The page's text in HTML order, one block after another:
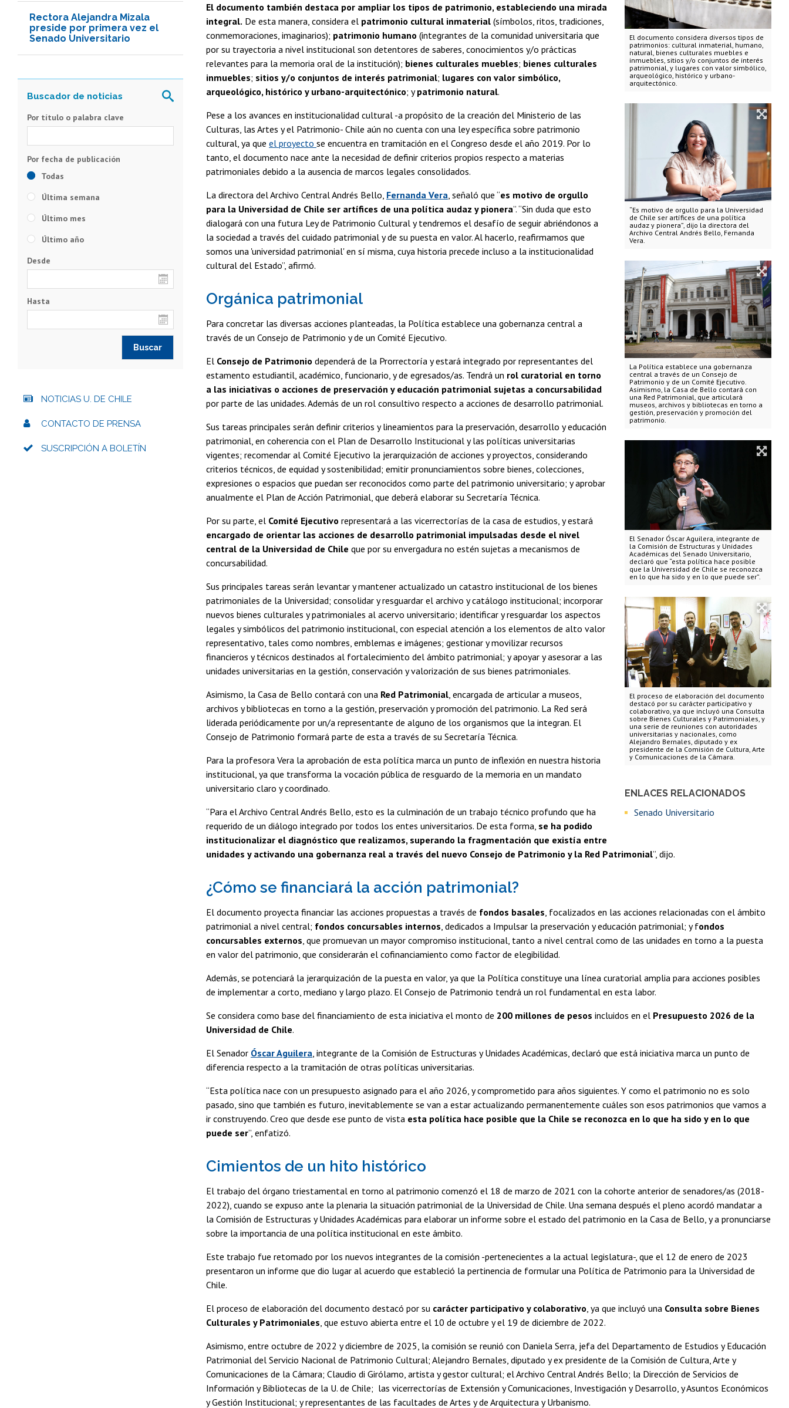
Rectora Alejandra Mizala
preside por primera vez el
Senado Universitario
El documento considera diversos tipos de
patrimonios: cultural inmaterial, humano,
natural, bienes culturales muebles e
inmuebles, sitios y/o conjuntos de interés
patrimonial, y lugares con valor simbólico,
arqueológico, histórico y urbano-
arquitectónico.
“Es motivo de orgullo para la Universidad
de Chile ser artífices de una política
audaz y pionera”, dijo la directora del
Archivo Central Andrés Bello, Fernanda
Vera.
La Política establece una gobernanza
central a través de un Consejo de
Patrimonio y de un Comité Ejecutivo.
Asimismo, la Casa de Bello contará con
una Red Patrimonial, que articulará
museos, archivos y bibliotecas en torno a
gestión, preservación y promoción del
patrimonio.
El Senador Óscar Aguilera, integrante de
la Comisión de Estructuras y Unidades
Académicas del Senado Universitario,
declaró que “esta política hace posible
que la Universidad de Chile se reconozca
en lo que ha sido y en lo que puede ser”.
El proceso de elaboración del documento
destacó por su carácter participativo y
colaborativo, ya que incluyó una Consulta
sobre Bienes Culturales y Patrimoniales, y
una serie de reuniones con autoridades
universitarias y nacionales, como
Alejandro Bernales, diputado y ex
presidente de la Comisión de Cultura, Arte
y Comunicaciones de la Cámara.
ENLACES RELACIONADOS
Senado Universitario
El documento también destaca por ampliar los tipos de patrimonio, estableciendo una mirada
integral. De esta manera, considera el patrimonio cultural inmaterial (símbolos, ritos, tradiciones,
conmemoraciones, imaginarios); patrimonio humano (integrantes de la comunidad universitaria que
por su trayectoria a nivel institucional son detentores de saberes, conocimientos y/o prácticas
relevantes para la memoria oral de la institución); bienes culturales muebles; bienes culturales
inmuebles; sitios y/o conjuntos de interés patrimonial; lugares con valor simbólico,
arqueológico, histórico y urbano-arquitectónico; ypatrimonio natural.
Pese a los avances en institucionalidad cultural -a propósito de la creación del Ministerio de las
Culturas, las Artes y el Patrimonio- Chile aún no cuenta con una ley específica sobre patrimonio
cultural, ya que el proyecto se encuentra en tramitación en el Congreso desde el año 2019. Por lo
tanto, el documento nace ante la necesidad de definir criterios propios respecto a materias
patrimoniales debido a la ausencia de marcos legales consolidados.
La directora del Archivo Central Andrés Bello, Fernanda Vera , señaló que “es motivo de orgullo
para la Universidad de Chile ser artífices de una política audaz y pionera”. “Sin duda que esto
dialogará con una futura Ley de Patrimonio Cultural y tendremos el desafío de seguir abriéndonos a
la sociedad a través del cuidado patrimonial y de su puesta en valor. Al hacerlo, reafirmamos que
somos una 'universidad patrimonial' en sí misma, cuya historia precede incluso a la institucionalidad
cultural del Estado”, afirmó.
Orgánica patrimonial
Para concretar las diversas acciones planteadas, la Política establece una gobernanza central a
través de un Consejo de Patrimonio y de un Comité Ejecutivo.
El Consejo de Patrimonio dependerá de la Prorrectoría y estará integrado por representantes del
estamento estudiantil, académico, funcionario, y de egresados/as. Tendrá un rol curatorial en torno
a las iniciativas o acciones de preservación y educación patrimonial sujetas a concursabilidad
por parte de las unidades. Además de un rol consultivo respecto a acciones de desarrollo patrimonial.
Sus tareas principales serán definir criterios y lineamientos para la preservación, desarrollo y educación
patrimonial, en coherencia con el Plan de Desarrollo Institucional y las políticas universitarias
vigentes; recomendar al Comité Ejecutivo la jerarquización de acciones y proyectos, considerando
criterios técnicos, de equidad y sostenibilidad; emitir pronunciamientos sobre bienes, colecciones,
expresiones o espacios que puedan ser reconocidos como parte del patrimonio universitario; y aprobar
anualmente el Plan de Acción Patrimonial, que deberá elaborar su Secretaría Técnica.
Por su parte, el Comité Ejecutivo representará a las vicerrectorías de la casa de estudios, y estará
encargado de orientar las acciones de desarrollo patrimonial impulsadas desde el nivel
central de la Universidad de Chile que por su envergadura no estén sujetas a mecanismos de
concursabilidad.
Sus principales tareas serán levantar y mantener actualizado un catastro institucional de los bienes
patrimoniales de la Universidad; consolidar y resguardar el archivo y catálogo institucional; incorporar
nuevos bienes culturales y patrimoniales al acervo universitario; identificar y resguardar los aspectos
legales y simbólicos del patrimonio institucional, con especial atención a los elementos de alto valor
representativo, tales como nombres, emblemas e imágenes; gestionar y movilizar recursos
financieros y técnicos destinados al fortalecimiento del ámbito patrimonial; y apoyar y asesorar a las
unidades universitarias en la gestión, conservación y valorización de sus bienes patrimoniales.
Asimismo, la Casa de Bello contará con una Red Patrimonial , encargada de articular a museos,
archivos y bibliotecas en torno a la gestión, preservación y promoción del patrimonio. La Red será
liderada periódicamente por un/a representante de alguno de los organismos que la integran. El
Consejo de Patrimonio formará parte de esta a través de su Secretaría Técnica.
Para la profesora Vera la aprobación de esta política marca un punto de inflexión en nuestra historia
institucional, ya que transforma la vocación pública de resguardo de la memoria en un mandato
universitario claro y coordinado.
“Para el Archivo Central Andrés Bello, esto es la culminación de un trabajo técnico profundo que ha
requerido de un diálogo integrado por todos los entes universitarios. De esta forma, se ha podido
institucionalizar el diagnóstico que realizamos, superando la fragmentación que existía entre
unidades y activando una gobernanza real a través del nuevo Consejo de Patrimonio y la Red Patrimonial”, dijo.
¿Cómo se financiará la acción patrimonial?
El documento proyecta financiar las acciones propuestas a través de fondos basales , focalizados en las acciones relacionadas con el ámbito
patrimonial a nivel central; fondos concursables internos , dedicados a Impulsar la preservación y educación patrimonial; y fondos
concursables externos , que promuevan un mayor compromiso institucional, tanto a nivel central como de las unidades en torno a la puesta
en valor del patrimonio, que considerarán el cofinanciamiento como factor de elegibilidad.
Además, se potenciará la jerarquización de la puesta en valor, ya que la Política constituye una línea curatorial amplia para acciones posibles
de implementar a corto, mediano y largo plazo. El Consejo de Patrimonio tendrá un rol fundamental en esta labor.
Se considera como base del financiamiento de esta iniciativa el monto de 200 millones de pesos incluidos en el Presupuesto 2026 de la
Universidad de Chile.
El Senador Óscar Aguilera , integrante de la Comisión de Estructuras y Unidades Académicas, declaró que está iniciativa marca un punto de
diferencia respecto a la tramitación de otras políticas universitarias.
“Esta política nace con un presupuesto asignado para el año 2026, y comprometido para años siguientes. Y como el patrimonio no es solo
pasado, sino que también es futuro, inevitablemente se van a estar actualizando permanentemente cuáles son esos patrimonios que vamos a
ir construyendo. Creo que desde ese punto de vista esta política hace posible que la Chile se reconozca en lo que ha sido y en lo que
puede ser”, enfatizó.
Cimientos de un hito histórico
El trabajo del órgano triestamental en torno al patrimonio comenzó el 18 de marzo de 2021 con la cohorte anterior de senadores/as (2018-
2022), cuando se expuso ante la plenaria la situación patrimonial de la Universidad de Chile. Una semana después el pleno acordó mandatar a
la Comisión de Estructuras y Unidades Académicas para elaborar un informe sobre el estado del patrimonio en la Casa de Bello, y a pronunciarse
sobre la importancia de una política institucional en este ámbito.
Este trabajo fue retomado por los nuevos integrantes de la comisión -pertenecientes a la actual legislatura-, que el 12 de enero de 2023
presentaron un informe que dio lugar al acuerdo que estableció la pertinencia de formular una Política de Patrimonio para la Universidad de
Chile.
El proceso de elaboración del documento destacó por su carácter participativo y colaborativo , ya que incluyó una Consulta sobre Bienes
Culturales y Patrimoniales , que estuvo abierta entre el 10 de octubre y el 19 de diciembre de 2022.
Asimismo, entre octubre de 2022 y diciembre de 2025, la comisión se reunió con Daniela Serra, jefa del Departamento de Estudios y Educación
Patrimonial del Servicio Nacional de Patrimonio Cultural; Alejandro Bernales, diputado y ex presidente de la Comisión de Cultura, Arte y
Comunicaciones de la Cámara; Claudio di Girólamo, artista y gestor cultural; el Archivo Central Andrés Bello; la Dirección de Servicios de
Información y Bibliotecas de la U. de Chile; las vicerrectorías de Extensión y Comunicaciones, Investigación y Desarrollo, y Asuntos Económicos
y Gestión Institucional; y representantes de las facultades de Artes y de Arquitectura y Urbanismo.
Por título o palabra clave
Todas
Última semana
Último mes
Último año
Desde
Hasta
NOTICIAS U. DE CHILE
CONTACTO DE PRENSA
SUSCRIPCIÓN A BOLETÍN